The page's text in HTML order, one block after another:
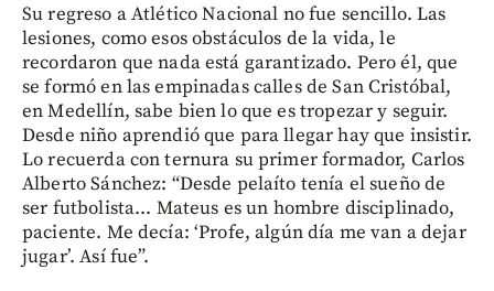
Su regreso a Atlético Nacional no fue sencillo. Las
lesiones, como esos obstáculos de la vida, le
recordaron que nada está garantizado. Pero él, que
se formó en las empinadas calles de San Cristóbal,
en Medellín, sabe bien lo que es tropezar y seguir.
Desde niño aprendió que para llegar hay que insistir.
Lo recuerda con ternura su primer formador, Carlos
Alberto Sánchez: “Desde pelaíto tenía el sueño de
ser futbolista... Mateus es un hombre disciplinado,
paciente. Me decía: ‘Profe, algún día me van a dejar
jugar’. Así fue”.